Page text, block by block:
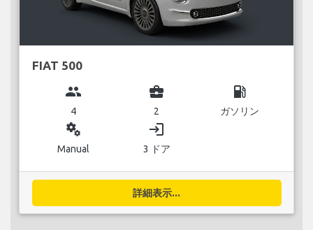
FIAT 500
group
4
business_center
2
local_gas_station
ガソリン
miscellaneous_services
Manual
login
3 ドア
詳細表示...